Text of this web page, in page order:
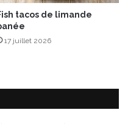
tacos de limande
17 juillet 2026